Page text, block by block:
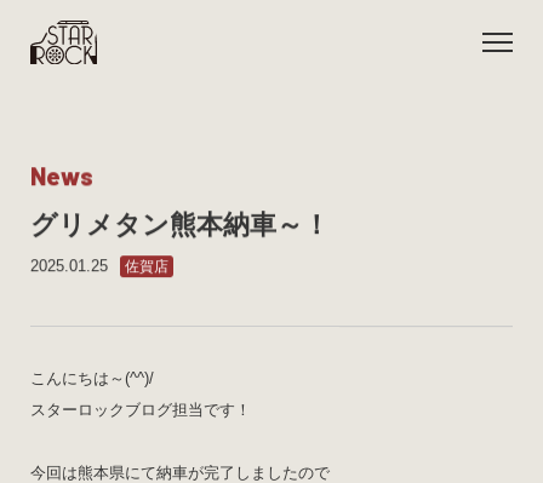
News
グリメタン熊本納車～！
2025.01.25 佐賀店
こんにちは～(^^)/
スターロックブログ担当です！
今回は熊本県にて納車が完了しましたので